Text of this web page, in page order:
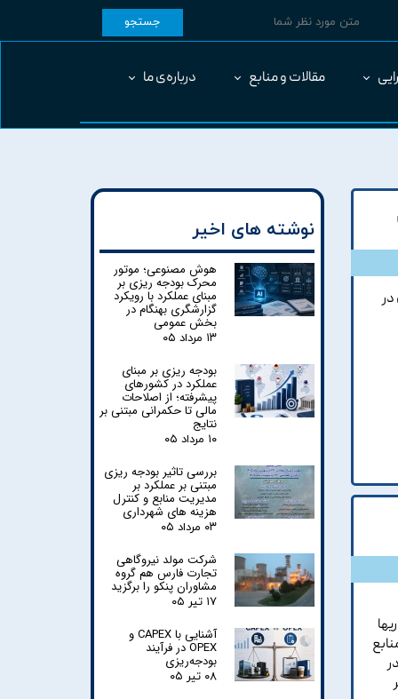
جستجو
مقالات و منابع درباره‌ی ما
نوشته های اخیر
هوش مصنوعی؛ موتور
محرک بودجه ریزی بر
مبنای عملکرد با رویکرد
گزارشگری بهنگام در
بخش عمومی
۱۳ مرداد ۰۵
بودجه ریزی بر مبنای
عملکرد در کشورهای
پیشرفته؛ از اصلاحات
مالی تا حکمرانی مبتنی بر
نتایج
۱۰ مرداد ۰۵
بررسی تاثیر بودجه ریزی
مبتنی بر عملکرد بر
مدیریت منابع و کنترل
هزینه های شهرداری
۰۳ مرداد ۰۵
شرکت مولد نیروگاهی
تجارت فارس هم گروه
مشاوران پنکو را برگزید
۱۷ تیر ۰۵
آشنایی با CAPEX و
OPEX در فرآیند
بودجه‌ریزی
۰۸ تیر ۰۵